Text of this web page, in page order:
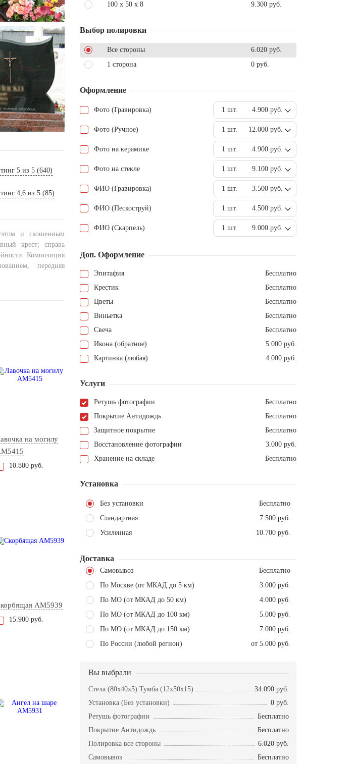
5 из 5 (640)
4,6 из 5 (85)
и скошенным
крест; справа
Композиция
передняя
на могилу
10.800 руб.
AM5939
15.900 руб.
100 x 50 x 8
9.300 руб.
Выбор полировки
Все стороны
6.020 руб.
1 сторона
0 руб.
Оформление
Фото (Гравировка) 1 шт. 4.900 руб.
Фото (Ручное) 1 шт. 12.000 руб.
Фото на керамике 1 шт. 4.900 руб.
Фото на стекле 1 шт. 9.100 руб.
ФИО (Гравировка) 1 шт. 3.500 руб.
ФИО (Пескоструй) 1 шт. 4.500 руб.
ФИО (Скарпель) 1 шт. 9.000 руб.
Доп. Оформление
Эпитафия
Бесплатно
Крестик
Бесплатно
Цветы
Бесплатно
Виньетка
Бесплатно
Свеча
Бесплатно
Икона (обратное)
5.000 руб.
Картинка (любая)
4.000 руб.
Услуги
Ретушь фотографии
Бесплатно
Покрытие Антидождь
Бесплатно
Защитное покрытие
Бесплатно
Восстановление фотографии
3.000 руб.
Хранение на складе
Бесплатно
Установка
Без установки
Бесплатно
Стандартная
7.500 руб.
Усиленная
10.700 руб.
Доставка
Самовывоз
Бесплатно
По Москве (от МКАД до 5 км)
3.000 руб.
По МО (от МКАД до 50 км)
4.000 руб.
По МО (от МКАД до 100 км)
5.000 руб.
По МО (от МКАД до 150 км)
7.000 руб.
По России (любой регион)
от 5.000 руб.
Вы выбрали
Стела (80x40x5) Тумба (12x50x15)
34.090 руб.
Установка (Без установки)
0 руб.
Ретушь фотографии
Бесплатно
Покрытие Антидождь
Бесплатно
Полировка все стороны
6.020 руб.
Самовывоз
Бесплатно